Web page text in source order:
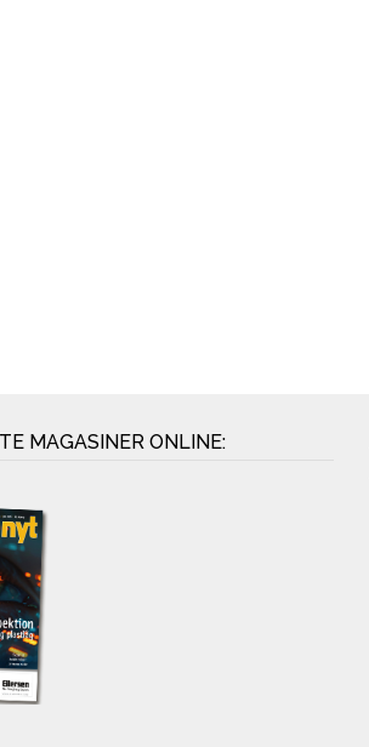
MAGASINER ONLINE: